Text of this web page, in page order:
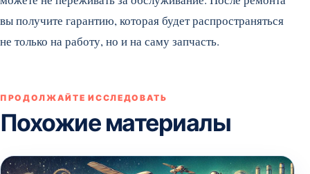
вы получите гарантию, которая будет распространяться
не только на работу, но и на саму запчасть.
ПРОДОЛЖАЙТЕ ИССЛЕДОВАТЬ
Похожие материалы